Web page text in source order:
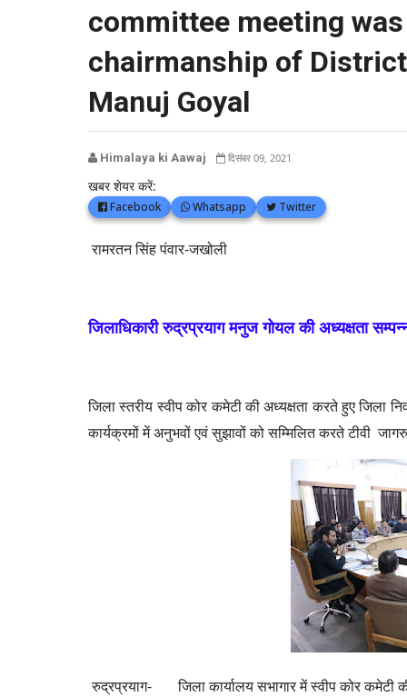
committee meeting
chairmanship of
Manuj Goyal
Himalaya ki Aawaj दिसंबर 09, 2021
खबर शेयर करें:
Facebook Whatsapp Twitter
रामरतन सिंह पंवार-जखोली
जिलाधिकारी रुद्रप्रयाग मनुज गोयल की अध्यक्षता
जिला स्तरीय स्वीप कोर कमेटी की अध्यक्षता करते हुए जिला
कार्यक्रमों में अनुभवों एवं सुझावों को सम्मिलित करते टीवी
रुद्रप्रयाग- जिला कार्यालय सभागार में स्वीप कोर कमेटी